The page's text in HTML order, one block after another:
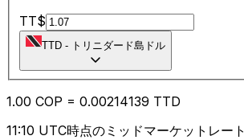
TT$
TTD - トリニダード島ドル
1.00 COP = 0.00214139 TTD
11:10 UTC時点のミッドマーケットレート